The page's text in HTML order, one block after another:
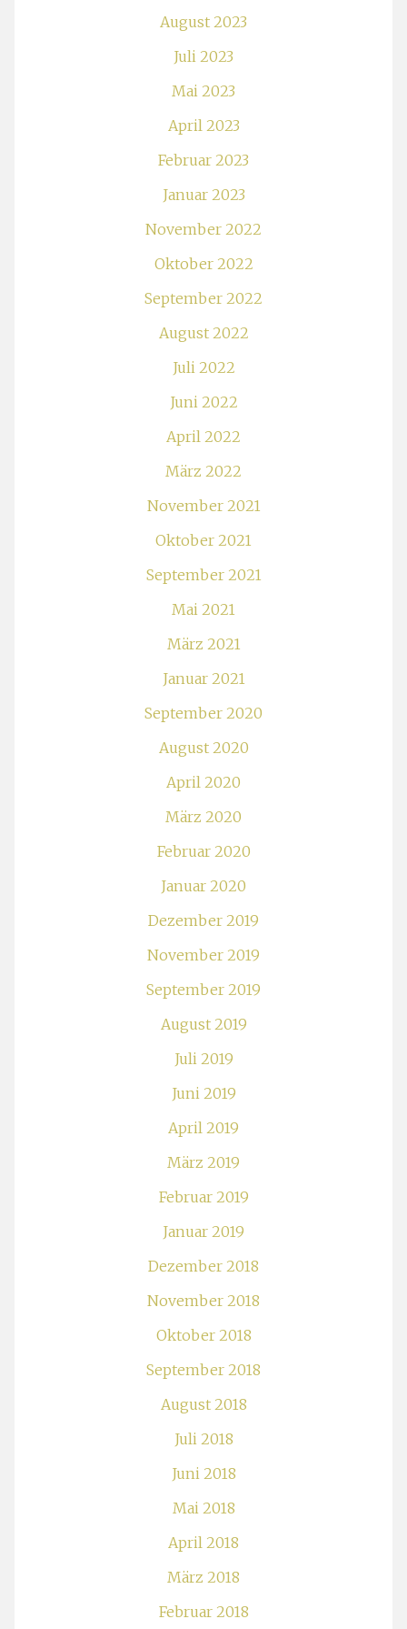
August 2023
Juli 2023
Mai 2023
April 2023
Februar 2023
Januar 2023
November 2022
Oktober 2022
September 2022
August 2022
Juli 2022
Juni 2022
April 2022
März 2022
November 2021
Oktober 2021
September 2021
Mai 2021
März 2021
Januar 2021
September 2020
August 2020
April 2020
März 2020
Februar 2020
Januar 2020
Dezember 2019
November 2019
September 2019
August 2019
Juli 2019
Juni 2019
April 2019
März 2019
Februar 2019
Januar 2019
Dezember 2018
November 2018
Oktober 2018
September 2018
August 2018
Juli 2018
Juni 2018
Mai 2018
April 2018
März 2018
Februar 2018